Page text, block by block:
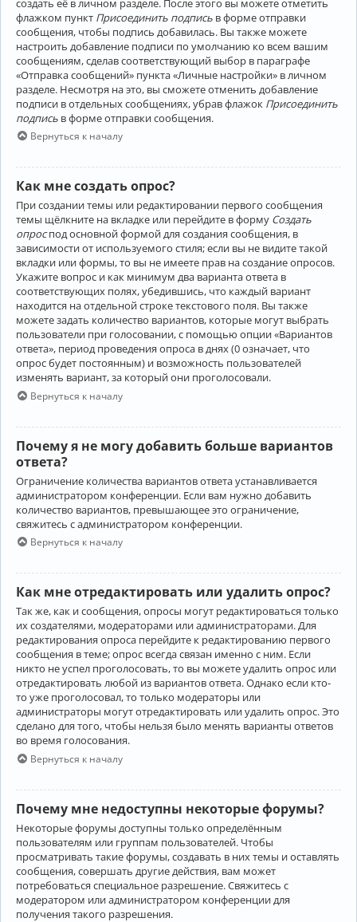
флажком пункт Присоединить подпись в форме отправки
сообщения, чтобы подпись добавилась. Вы также можете
настроить добавление подписи по умолчанию ко всем вашим
сообщениям, сделав соответствующий выбор в параграфе
«Отправка сообщений» пункта «Личные настройки» в личном
разделе. Несмотря на это, вы сможете отменить добавление
подписи в отдельных сообщениях, убрав флажок Присоединить
подпись в форме отправки сообщения.
Вернуться к началу
Как мне создать опрос?
При создании темы или редактировании первого сообщения
темы щёлкните на вкладке или перейдите в форму Создать
опроспод основной формой для создания сообщения, в
зависимости от используемого стиля; если вы не видите такой
вкладки или формы, то вы не имеете прав на создание опросов.
Укажите вопрос и как минимум два варианта ответа в
соответствующих полях, убедившись, что каждый вариант
находится на отдельной строке текстового поля. Вы также
можете задать количество вариантов, которые могут выбрать
пользователи при голосовании, с помощью опции «Вариантов
ответа», период проведения опроса в днях (0 означает, что
опрос будет постоянным) и возможность пользователей
изменять вариант, за который они проголосовали.
Вернуться к началу
Почему я не могу добавить больше вариантов
ответа?
Ограничение количества вариантов ответа устанавливается
администратором конференции. Если вам нужно добавить
количество вариантов, превышающее это ограничение,
свяжитесь с администратором конференции.
Вернуться к началу
Как мне отредактировать или удалить опрос?
Так же, как и сообщения, опросы могут редактироваться только
их создателями, модераторами или администраторами. Для
редактирования опроса перейдите к редактированию первого
сообщения в теме; опрос всегда связан именно с ним. Если
никто не успел проголосовать, то вы можете удалить опрос или
отредактировать любой из вариантов ответа. Однако если кто-
то уже проголосовал, то только модераторы или
администраторы могут отредактировать или удалить опрос. Это
сделано для того, чтобы нельзя было менять варианты ответов
во время голосования.
Вернуться к началу
Почему мне недоступны некоторые форумы?
Некоторые форумы доступны только определённым
пользователям или группам пользователей. Чтобы
просматривать такие форумы, создавать в них темы и оставлять
сообщения, совершать другие действия, вам может
потребоваться специальное разрешение. Свяжитесь с
модератором или администратором конференции для
получения такого разрешения.